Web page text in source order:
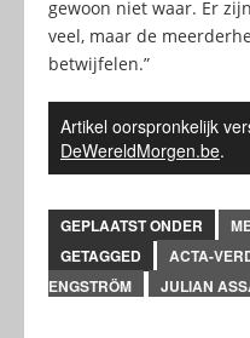
gewoon niet waar. Er
veel, maar de
betwijfelen.”
Artikel oorspronkelijk
DeWereldMorgen.be.
GEPLAATST ONDER
GETAGGED
ACTA-
ENGSTRÖM
JULIAN